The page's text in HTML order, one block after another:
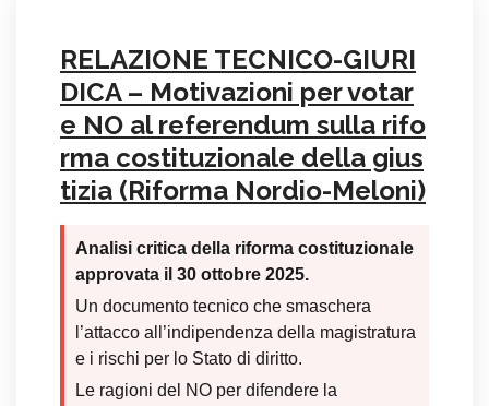
RELAZIONE TECNICO-GIURI
DICA – Motivazioni per votar
e NO al referendum sulla rifo
rma costituzionale della gius
tizia (Riforma Nordio-Meloni)
Analisi critica della riforma costituzionale
approvata il 30 ottobre 2025.
Un documento tecnico che smaschera
l’attacco all’indipendenza della magistratura
e i rischi per lo Stato di diritto.
Le ragioni del NO per difendere la